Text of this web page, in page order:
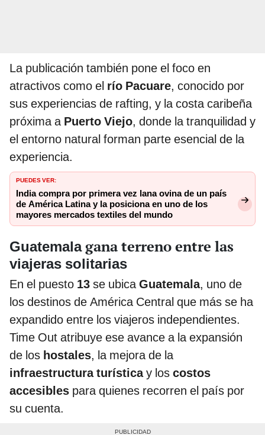
La publicación también pone el foco en
atractivos como el río Pacuare, conocido por
sus experiencias de rafting, y la costa caribeña
próxima a Puerto Viejo, donde la tranquilidad y
el entorno natural forman parte esencial de la
experiencia.
PUEDES VER:
India compra por primera vez lana ovina de un país
de América Latina y la posiciona en uno de los
mayores mercados textiles del mundo
Guatemalagana terreno entre las
viajeras solitarias
En el puesto 13 se ubicaGuatemala, uno de
los destinos de América Central que más se ha
expandido entre los viajeros independientes.
Time Out atribuye ese avance a la expansión
de los hostales, la mejora de la
infraestructura turísticay los costos
accesibles para quienes recorren el país por
su cuenta.